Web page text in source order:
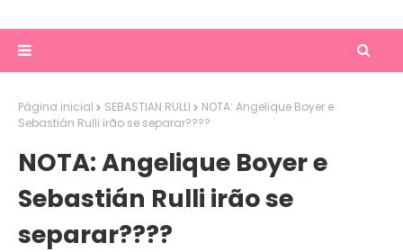
Página inicial SEBASTIAN RULLI
NOTA: Angelique Boyer e
Sebastián Rulli irão se separar????
NOTA: Angelique Boyer e
Sebastián Rulli irão se
separar????